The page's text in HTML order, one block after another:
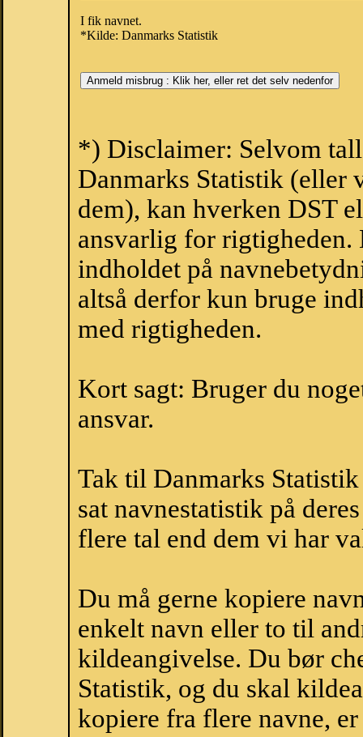
I fik navnet.
*Kilde: Danmarks Statistik
*) Disclaimer: Selvom
Danmarks Statistik (eller
dem), kan hverken DST
ansvarlig for
indholdet på
altså derfor kun bruge
med rigtigheden.
Kort sagt: Bruger du
ansvar.
Tak til Danmarks
sat navnestatistik på
flere tal end dem vi har
Du må gerne kopiere
enkelt navn eller to til
kildeangivelse. Du bør
Statistik, og du skal
kopiere fra flere navne,